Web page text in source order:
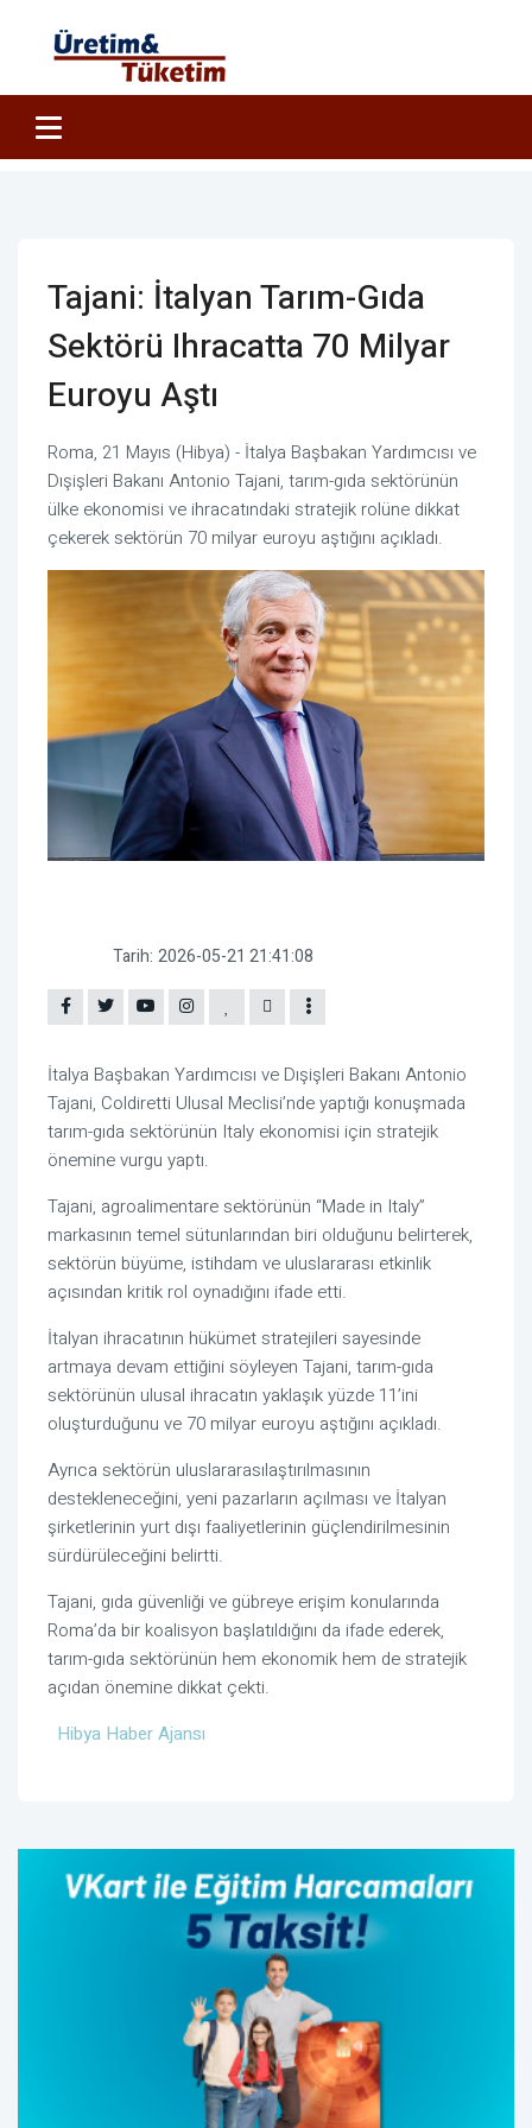
Tajani: İtalyan Tarım-Gıda
Sektörü Ihracatta 70 Milyar
Euroyu Aştı
Roma, 21 Mayıs (Hibya) - İtalya Başbakan Yardımcısı ve
Dışişleri Bakanı Antonio Tajani, tarım-gıda sektörünün
ülke ekonomisi ve ihracatındaki stratejik rolüne dikkat
çekerek sektörün 70 milyar euroyu aştığını açıkladı.
Tarih: 2026-05-21 21:41:08
İtalya Başbakan Yardımcısı ve Dışişleri Bakanı Antonio
Tajani, Coldiretti Ulusal Meclisi’nde yaptığı konuşmada
tarım-gıda sektörünün Italy ekonomisi için stratejik
önemine vurgu yaptı.
Tajani, agroalimentare sektörünün “Made in Italy”
markasının temel sütunlarından biri olduğunu belirterek,
sektörün büyüme, istihdam ve uluslararası etkinlik
açısından kritik rol oynadığını ifade etti.
İtalyan ihracatının hükümet stratejileri sayesinde
artmaya devam ettiğini söyleyen Tajani, tarım-gıda
sektörünün ulusal ihracatın yaklaşık yüzde 11’ini
oluşturduğunu ve 70 milyar euroyu aştığını açıkladı.
Ayrıca sektörün uluslararasılaştırılmasının
destekleneceğini, yeni pazarların açılması ve İtalyan
şirketlerinin yurt dışı faaliyetlerinin güçlendirilmesinin
sürdürüleceğini belirtti.
Tajani, gıda güvenliği ve gübreye erişim konularında
Roma’da bir koalisyon başlatıldığını da ifade ederek,
tarım-gıda sektörünün hem ekonomik hem de stratejik
açıdan önemine dikkat çekti.
Hibya Haber Ajansı